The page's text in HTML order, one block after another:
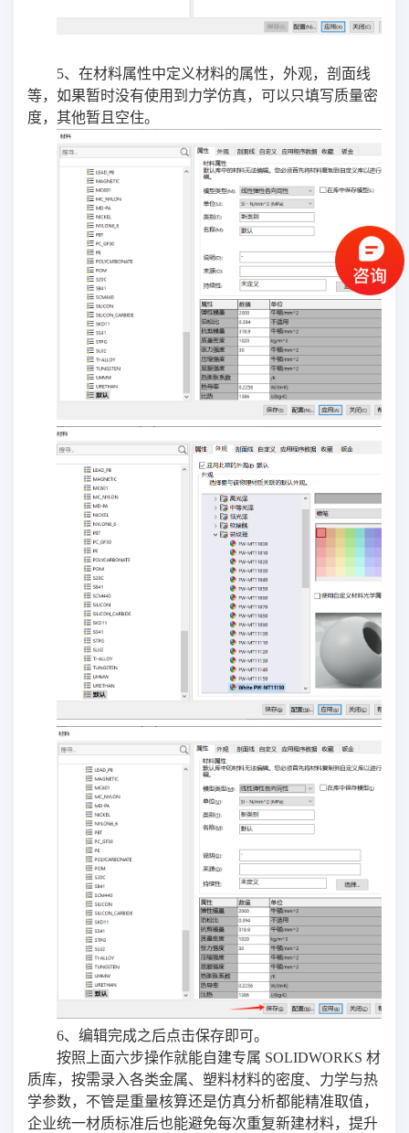
5、在材料属性中定义材料的属性，外观，剖面线
等，如果暂时没有使用到力学仿真，可以只填写质量密
度，其他暂且空住。
6、编辑完成之后点击保存即可。
按照上面六步操作就能自建专属 SOLIDWORKS 材
质库，按需录入各类金属、塑料材料的密度、力学与热
学参数，不管是重量核算还是仿真分析都能精准取值，
企业统一材质标准后也能避免每次重复新建材料，提升